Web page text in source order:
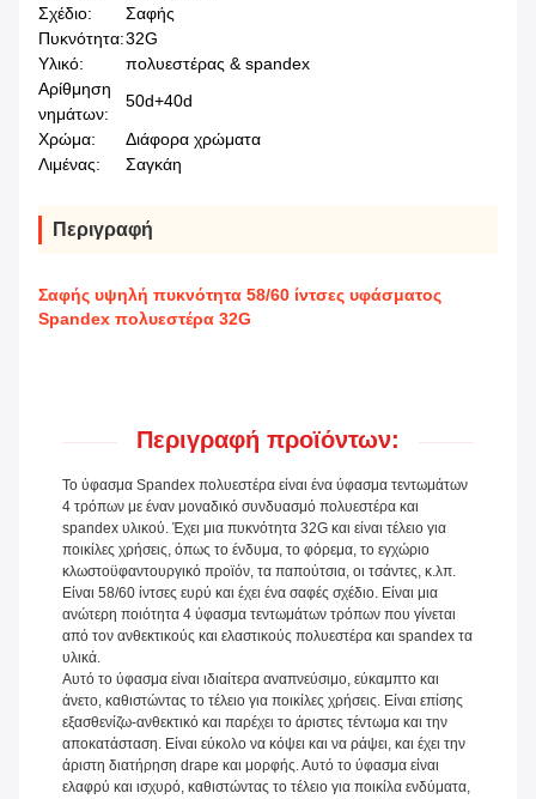
Σχέδιο:
Σαφής
Πυκνότητα:32G
Υλικό:
πολυεστέρας & spandex
Αρίθμηση
νημάτων:
50d+40d
Χρώμα:
Διάφορα χρώματα
Λιμένας:
Σαγκάη
Περιγραφή
Σαφής υψηλή πυκνότητα 58/60 ίντσες υφάσματος
Spandex πολυεστέρα 32G
Περιγραφή προϊόντων:
Το ύφασμα Spandex πολυεστέρα είναι ένα ύφασμα τεντωμάτων
4 τρόπων με έναν μοναδικό συνδυασμό πολυεστέρα και
spandex υλικού. Έχει μια πυκνότητα 32G και είναι τέλειο για
ποικίλες χρήσεις, όπως το ένδυμα, το φόρεμα, το εγχώριο
κλωστοϋφαντουργικό προϊόν, τα παπούτσια, οι τσάντες, κ.λπ.
Είναι 58/60 ίντσες ευρύ και έχει ένα σαφές σχέδιο. Είναι μια
ανώτερη ποιότητα 4 ύφασμα τεντωμάτων τρόπων που γίνεται
από τον ανθεκτικούς και ελαστικούς πολυεστέρα και spandex τα
υλικά.
Αυτό το ύφασμα είναι ιδιαίτερα αναπνεύσιμο, εύκαμπτο και
άνετο, καθιστώντας το τέλειο για ποικίλες χρήσεις. Είναι επίσης
εξασθενίζω-ανθεκτικό και παρέχει το άριστες τέντωμα και την
αποκατάσταση. Είναι εύκολο να κόψει και να ράψει, και έχει την
άριστη διατήρηση drape και μορφής. Αυτό το ύφασμα είναι
ελαφρύ και ισχυρό, καθιστώντας το τέλειο για ποικίλα ενδύματα,